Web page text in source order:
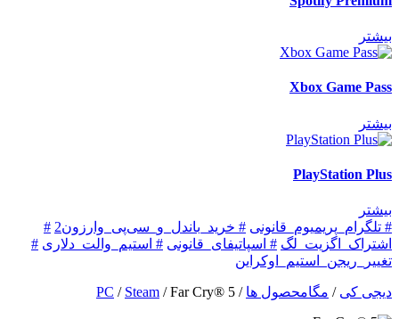
بیشتر
Xbox Game Pass
بیشتر
PlayStation Plus
بیشتر
# تلگرام_پریمیوم_قانونی # خرید_باندل_و_سی‌پی_وارزون2
#
اشتراک_اگزیت_لگ # اسپاتیفای_قانونی # استیم_والت_دلاری #
تغییر_ریجن_استیم_اوکراین
دیجی کی / مگامحصول ها /
PC / Steam /Far Cry® 5